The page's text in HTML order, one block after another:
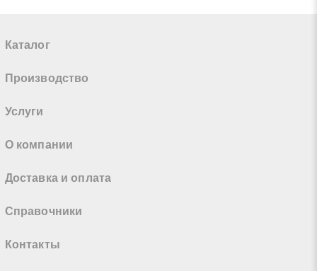
Каталог
Производство
Услуги
О компании
Доставка и оплата
Справочники
Контакты